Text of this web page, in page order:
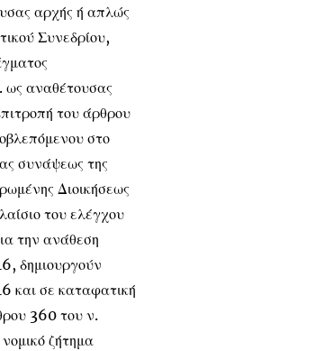
αρχής ή απλώς
Συνεδρίου,
ως αναθέτουσας
του άρθρου
στο
συνάψεως της
Διοικήσεως
του ελέγχου
την ανάθεση
δημιουργούν
και σε καταφατική
360 του ν.
ζήτημα